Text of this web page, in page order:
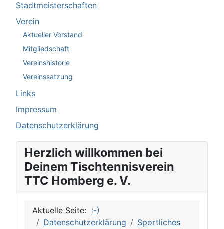
Stadtmeisterschaften
Verein
Aktueller Vorstand
Mitgliedschaft
Vereinshistorie
Vereinssatzung
Links
Impressum
Datenschutzerklärung
Herzlich willkommen bei
Deinem Tischtennisverein
TTC Homberg e. V.
Aktuelle Seite: :-)
Datenschutzerklärung
Sportliches